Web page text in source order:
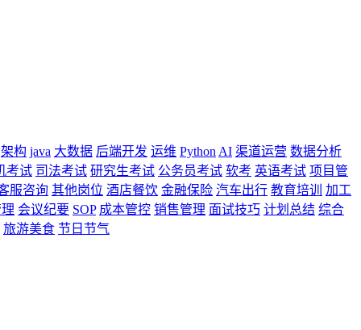
架构 java 大数据 后端开发 运维 Python AI 渠道运营 数据分析
考试 司法考试 研究生考试 公务员考试 软考 英语考试 项目管
服咨询 其他岗位 酒店餐饮 金融保险 汽车出行 教育培训
加工
会议纪要 SOP 成本管控 销售管理 面试技巧 计划总结 综合
旅游美食 节日节气